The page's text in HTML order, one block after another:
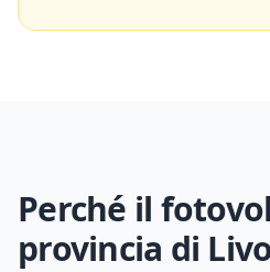
Perché il
provincia di